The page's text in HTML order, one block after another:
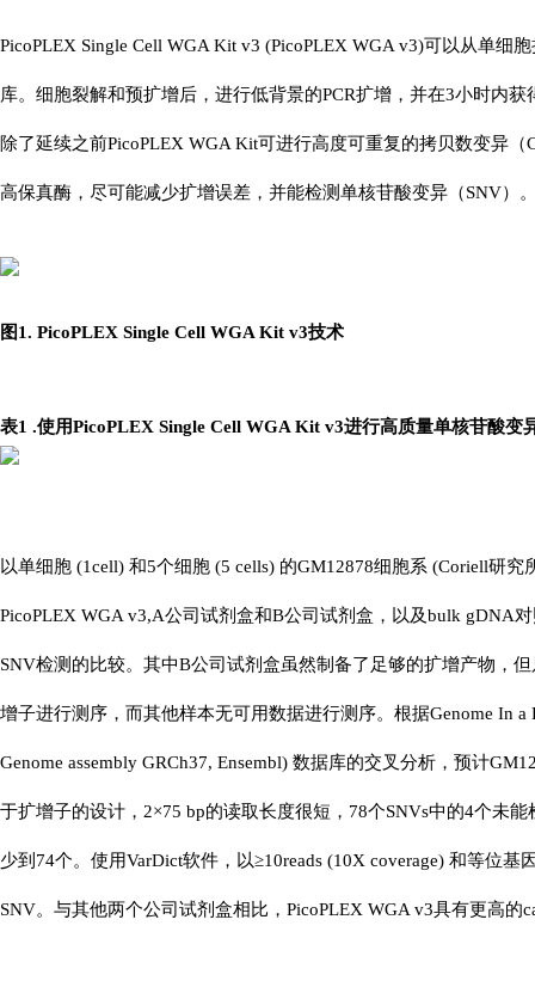
PicoPLEX Single Cell WGA Kit v3 (PicoPLEX WGA v3)可以从单细
库。细胞裂解和预扩增后，进行低背景的PCR扩增，并在3小时内获
除了延续之前PicoPLEX WGA Kit可进行高度可重复的拷贝数变异
高保真酶，尽可能减少扩增误差，并能检测单核苷酸变异（SNV）
图1. PicoPLEX Single Cell WGA Kit v3技术
表1 .使用PicoPLEX Single Cell WGA Kit v3进行高质量单核苷酸变
以单细胞 (1cell) 和5个细胞 (5 cells) 的GM12878细胞系 (Coriell研
PicoPLEX WGA v3,A公司试剂盒和B公司试剂盒，以及bulk gDNA
SNV检测的比较。其中B公司试剂盒虽然制备了足够的扩增产物，
增子进行测序，而其他样本无可用数据进行测序。根据Genome In a
Genome assembly GRCh37, Ensembl) 数据库的交叉分析，预计
于扩增子的设计，2×75 bp的读取长度很短，78个SNVs中的4个未
少到74个。使用VarDict软件，以≥10reads (10X coverage) 和等位
SNV。与其他两个公司试剂盒相比，PicoPLEX WGA v3具有更高的